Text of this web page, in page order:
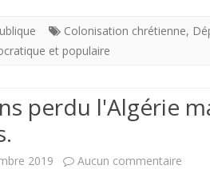
censuré
texte
la
“colonial
la
Colonisation chrétienne,
et populaire
perdu l'Algérie
2019 Aucun commentaire